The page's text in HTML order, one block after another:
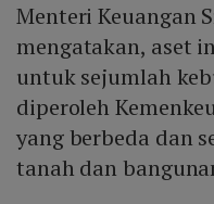
Menteri Keuangan
mengatakan, aset
untuk sejumlah
diperoleh
yang berbeda dan
tanah dan